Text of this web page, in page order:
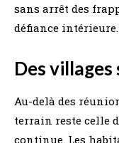
sans arrêt des
défiance intérieure.
Des
Au-delà des
terrain reste celle
continue. Les